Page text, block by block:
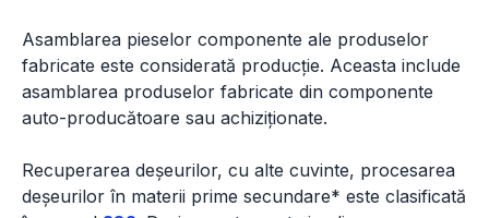
Asamblarea pieselor componente ale produselor
fabricate este considerată producție. Aceasta include
asamblarea produselor fabricate din componente
auto-producătoare sau achiziționate.
Recuperarea deșeurilor, cu alte cuvinte, procesarea
deșeurilor în materii prime secundare* este clasificată